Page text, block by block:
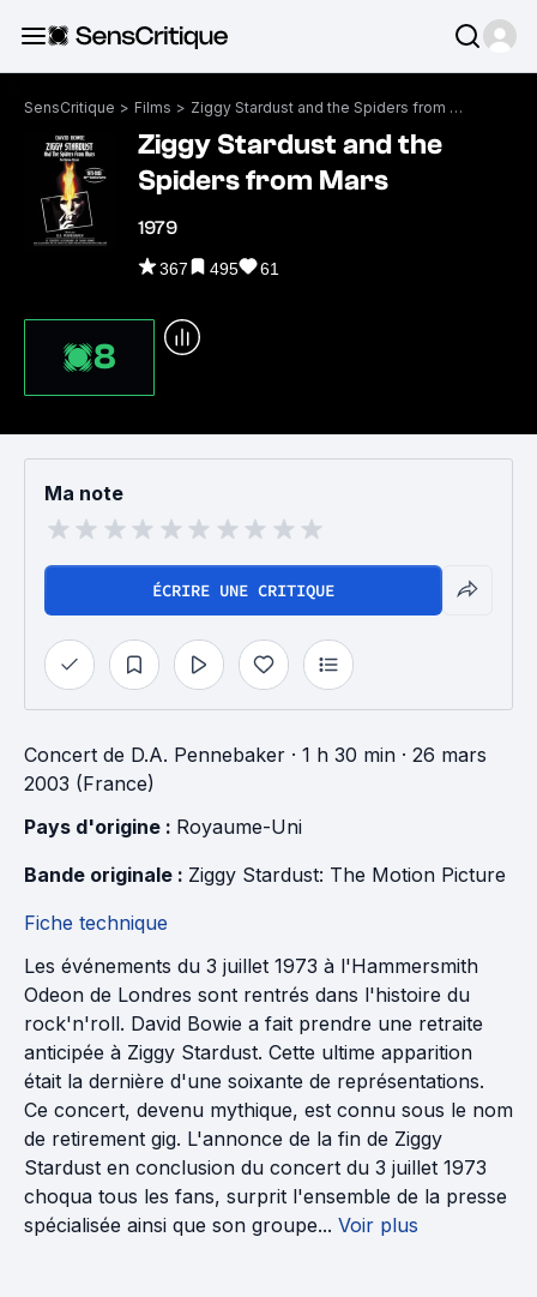
SensCritique > Films > Ziggy Stardust and the Spiders from Mars
Ziggy Stardust and the
Spiders from Mars
1979
367 495 61
8
Ma note
ÉCRIRE UNE CRITIQUE
Concert de D.A. Pennebaker · 1 h 30 min · 26 mars
2003 (France)
Pays d'origine : Royaume-Uni
Bande originale : Ziggy Stardust: The Motion Picture
Fiche technique
Les événements du 3 juillet 1973 à l'Hammersmith
Odeon de Londres sont rentrés dans l'histoire du
rock'n'roll. David Bowie a fait prendre une retraite
anticipée à Ziggy Stardust. Cette ultime apparition
était la dernière d'une soixante de représentations.
Ce concert, devenu mythique, est connu sous le nom
de retirement gig. L'annonce de la fin de Ziggy
Stardust en conclusion du concert du 3 juillet 1973
choqua tous les fans, surprit l'ensemble de la presse
spécialisée ainsi que son groupe... Voir plus